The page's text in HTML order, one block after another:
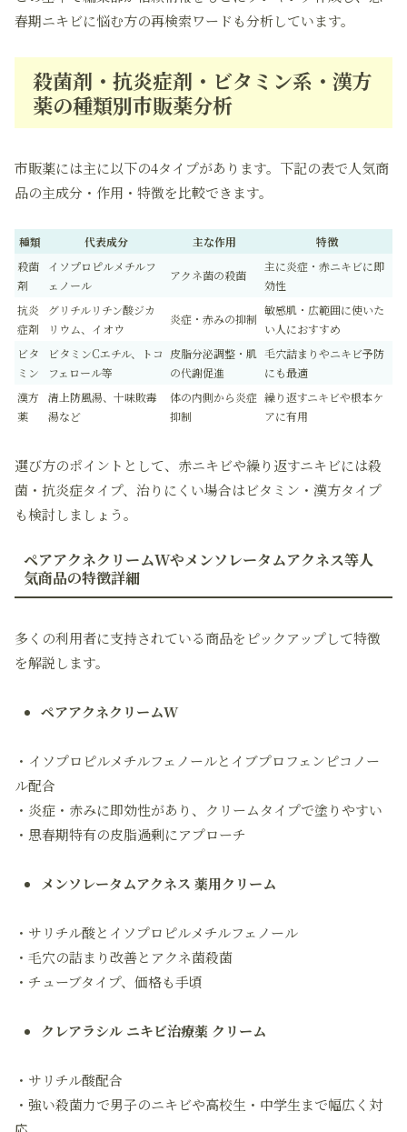
春期ニキビに悩む方の再検索ワードも分析しています。
殺菌剤・抗炎症剤・ビタミン系・漢方
薬の種類別市販薬分析
市販薬には主に以下の4タイプがあります。下記の表で人気商
品の主成分・作用・特徴を比較できます。
種類 代表成分 主な作用
特徴
殺菌
剤
イソプロピルメチルフ
ェノール
アクネ菌の殺菌
主に炎症・赤ニキビに即
効性
抗炎
症剤
グリチルリチン酸ジカ
リウム、イオウ
炎症・赤みの抑制
敏感肌・広範囲に使いた
い人におすすめ
ビタ
ミン
ビタミンCエチル、トコ
フェロール等
皮脂分泌調整・肌
の代謝促進
毛穴詰まりやニキビ予防
にも最適
漢方
薬
清上防風湯、十味敗毒
湯など
体の内側から炎症
抑制
繰り返すニキビや根本ケ
アに有用
選び方のポイントとして、赤ニキビや繰り返すニキビには殺
菌・抗炎症タイプ、治りにくい場合はビタミン・漢方タイプ
も検討しましょう。
ペアアクネクリームWやメンソレータムアクネス等人
気商品の特徴詳細
多くの利用者に支持されている商品をピックアップして特徴
を解説します。
ペアアクネクリームW
・イソプロピルメチルフェノールとイブプロフェンピコノー
ル配合
・炎症・赤みに即効性があり、クリームタイプで塗りやすい
・思春期特有の皮脂過剰にアプローチ
メンソレータムアクネス 薬用クリーム
・サリチル酸とイソプロピルメチルフェノール
・毛穴の詰まり改善とアクネ菌殺菌
・チューブタイプ、価格も手頃
クレアラシル ニキビ治療薬 クリーム
・サリチル酸配合
・強い殺菌力で男子のニキビや高校生・中学生まで幅広く対